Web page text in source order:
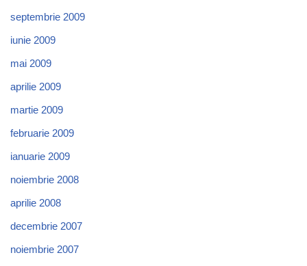
septembrie 2009
iunie 2009
mai 2009
aprilie 2009
martie 2009
februarie 2009
ianuarie 2009
noiembrie 2008
aprilie 2008
decembrie 2007
noiembrie 2007